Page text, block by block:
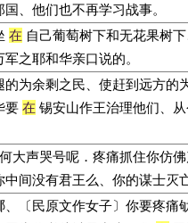
、他们也不再学习战事。
在 自己葡萄树下和无花果树
之耶和华亲口说的。
的为余剩之民、使赶到远方的
要 在 锡安山作王治理他们、
大声哭号呢．疼痛抓住你仿
中间没有君王么、你的谋士灭
、〔民原文作女子〕你要疼痛